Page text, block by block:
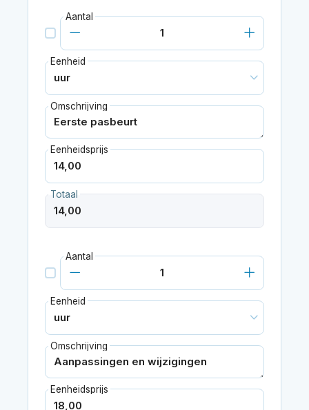
Aantal
Eenheid
Omschrijving
Eenheidsprijs
Totaal
Aantal
Eenheid
Omschrijving
Eenheidsprijs